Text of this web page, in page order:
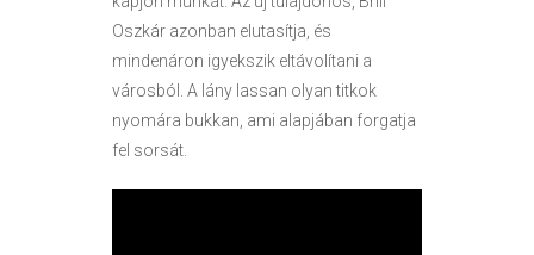
Oszkár azonban elutasítja, és
mindenáron igyekszik eltávolítani a
városból. A lány lassan olyan titkok
nyomára bukkan, ami alapjában forgatja
fel sorsát.